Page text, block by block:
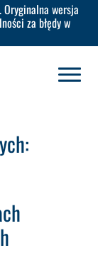
wersja
za błędy w